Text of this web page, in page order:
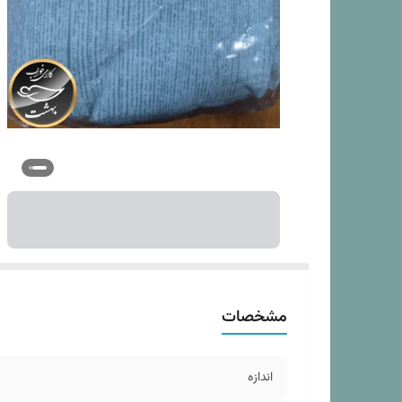
مشخصات
اندازه